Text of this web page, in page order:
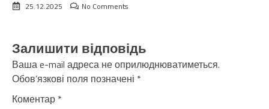
25.12.2025
No Comments
Залишити відповідь
Ваша e-mail адреса не оприлюднюватиметься.
Обов’язкові поля позначені *
Коментар *